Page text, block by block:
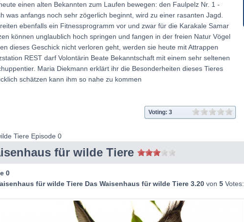
einen alten Bekannten zum Laufen bewegen: den Faulpelz Nr. 1 -
was anfangs noch sehr zögerlich beginnt, wird zu einer rasanten Jagd.
ebenfalls ein Fitnessprogramm vor und zwar für die Karakale Samar
können unglaublich hoch springen und fangen in der freien Natur Vögel
dieses Geschick nicht verloren geht, werden sie heute mit Attrappen
REST darf Volontärin Beate Bekanntschaft mit einem sehr seltenen
Maria Diekmann erklärt ihr die Besonderheiten dieses Tieres
schätzen kann ihm so nahe zu kommen
Voting: 3
Tiere Episode 0
für wilde Tiere
0
für wilde Tiere Das Waisenhaus für wilde Tiere 3.20 von 5 Votes: